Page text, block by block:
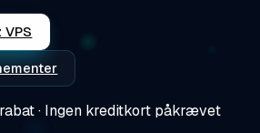
rabat · Ingen kreditkort påkrævet